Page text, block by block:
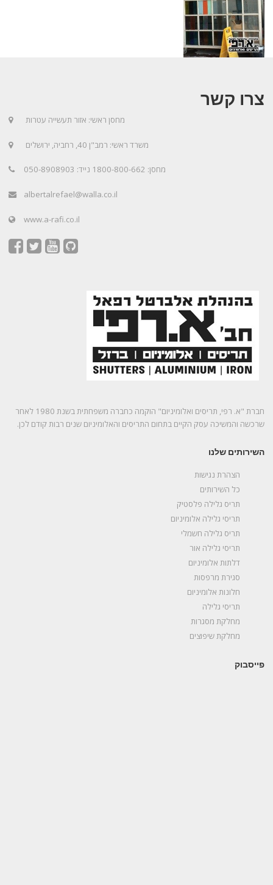
צרו קשר
מחסן ראשי: אזור תעשייה עטרות
משרד ראשי: רמב"ן 40, רחביה, ירושלים
מחסן: 1800-800-662 נייד: 050-8908903
albertalrefael@walla.co.il
www.a-rafi.co.il
חברת "א. רפי, תריסים ואלומיניום" הוקמה כחברה משפחתית בשנת 1980 לאחר
שרכשה והמשיכה עסק הקיים בתחום התריסים והאלומיניום שנים רבות קודם לכן.
השירותים שלנו
הצהרת נגישות
כל השירותים
תריס גלילה פלסטיק
תריסי גלילה אלומיניום
תריס גלילה חשמלי
תריסי גלילה אור
דלתות אלומיניום
סגירת מרפסות
חלונות אלומיניום
תריסי גלילה
מחלקת מסגרות
מחלקת שיפוצים
פייסבוק